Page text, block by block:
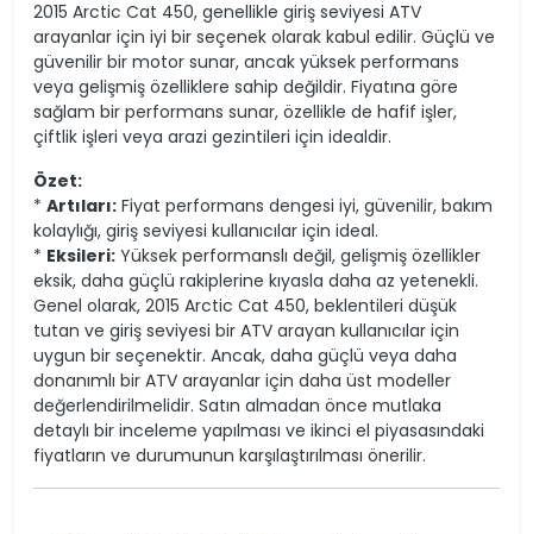
2015 Arctic Cat 450, genellikle giriş seviyesi ATV
arayanlar için iyi bir seçenek olarak kabul edilir. Güçlü ve
güvenilir bir motor sunar, ancak yüksek performans
veya gelişmiş özelliklere sahip değildir. Fiyatına göre
sağlam bir performans sunar, özellikle de hafif işler,
çiftlik işleri veya arazi gezintileri için idealdir.
Özet:
* Artıları: Fiyat performans dengesi iyi, güvenilir, bakım
kolaylığı, giriş seviyesi kullanıcılar için ideal.
* Eksileri: Yüksek performanslı değil, gelişmiş özellikler
eksik, daha güçlü rakiplerine kıyasla daha az yetenekli.
Genel olarak, 2015 Arctic Cat 450, beklentileri düşük
tutan ve giriş seviyesi bir ATV arayan kullanıcılar için
uygun bir seçenektir. Ancak, daha güçlü veya daha
donanımlı bir ATV arayanlar için daha üst modeller
değerlendirilmelidir. Satın almadan önce mutlaka
detaylı bir inceleme yapılması ve ikinci el piyasasındaki
fiyatların ve durumunun karşılaştırılması önerilir.